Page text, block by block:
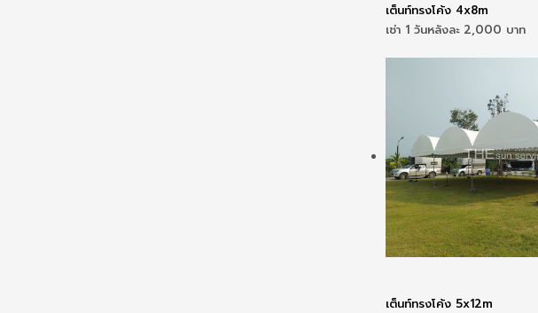
เต็นท์ทรงโค้ง 4x8m
เช่า 1 วันหลังละ 2,000 บาท
เต็นท์ทรงโค้ง 5x12m